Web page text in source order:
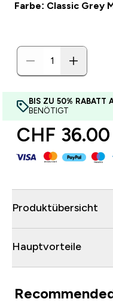
Farbe: Classic Grey
BIS ZU 50% RABATT
BENÖTIGT
CHF 36.00‎
Produktübersicht
Hauptvorteile